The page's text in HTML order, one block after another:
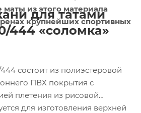
из этого материала
крупнейших спортивных
для татами
444 «соломка»
состоит из полиэстеровой
ПВХ покрытия с
плетения из рисовой
для изготовления верхней